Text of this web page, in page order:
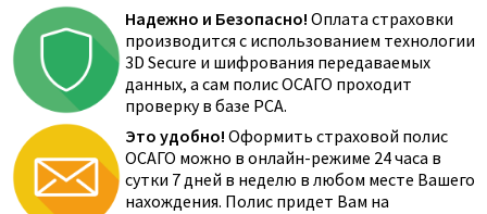
Надежно и Безопасно! Оплата страховки
производится с использованием технологии
3D Secure и шифрования передаваемых
данных, а сам полис ОСАГО проходит
проверку в базе РСА.
Это удобно! Оформить страховой полис
ОСАГО можно в онлайн-режиме 24 часа в
сутки 7 дней в неделю в любом месте Вашего
нахождения. Полис придет Вам на